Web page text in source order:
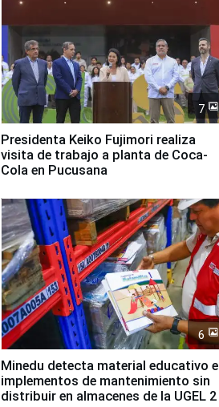
7
Presidenta Keiko Fujimori realiza
visita de trabajo a planta de Coca-
Cola en Pucusana
6
Minedu detecta material educativo e
implementos de mantenimiento sin
distribuir en almacenes de la UGEL 2